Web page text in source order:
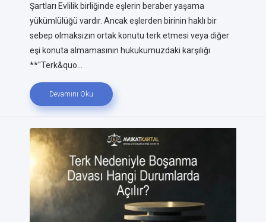
Şartları Evlilik birliğinde eşlerin beraber yaşama
yükümlülüğü vardır. Ancak eşlerden birinin haklı bir
sebep olmaksızın ortak konutu terk etmesi veya diğer
eşi konuta almamasının hukukumuzdaki karşılığı
**"Terk&quo...
Devamını Oku